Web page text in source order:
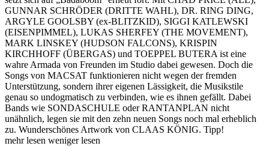
GUNNAR SCHRÖDER (DRITTE WAHL), DR. RING DING,
ARGYLE GOOLSBY (ex-BLITZKID), SIGGI KATLEWSKI
(EISENPIMMEL), LUKAS SHERFEY (THE MOVEMENT),
MARK LINSKEY (HUDSON FALCONS), KRISPIN
KIRCHHOFF (ÜBERGAS) und TOEPPEL BUTERA ist eine
wahre Armada von Freunden im Studio dabei gewesen. Doch die
Songs von MACSAT funktionieren nicht wegen der fremden
Unterstützung, sondern ihrer eigenen Lässigkeit, die Musikstile
genau so undogmatisch zu verbinden, wie es ihnen gefällt. Dabei
Bands wie SONDASCHULE oder RANTANPLAN nicht
unähnlich, legen sie mit den zehn neuen Songs noch mal erheblich
zu. Wunderschönes Artwork von CLAAS KÖNIG. Tipp!
mehr lesen weniger lesen